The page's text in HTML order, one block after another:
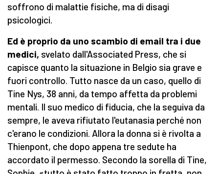
soffrono di malattie fisiche, ma di disagi
psicologici.
Ed è proprio da uno scambio di email tra i due
medici, svelato dall'Associated Press, che si
capisce quanto la situazione in Belgio sia grave e
fuori controllo. Tutto nasce da un caso, quello di
Tine Nys, 38 anni, da tempo affetta da problemi
mentali. Il suo medico di fiducia, che la seguiva da
sempre, le aveva rifiutato l'eutanasia perché non
c'erano le condizioni. Allora la donna si è rivolta a
Thienpont, che dopo appena tre sedute ha
accordato il permesso. Secondo la sorella di Tine,